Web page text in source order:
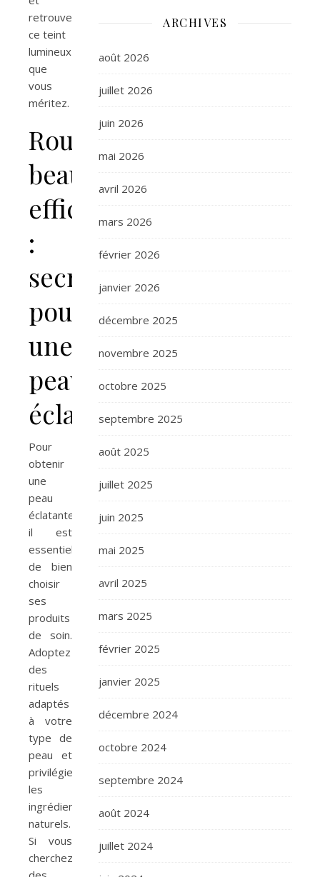
retrouver
ce teint
lumineux
que
vous
méritez.
Routine
beauté
efficace
:
secrets
pour
une
peau
éclatante
Pour
obtenir
une
peau
éclatante,
il est
essentiel
de bien
choisir
ses
produits
de soin.
Adoptez
des
rituels
adaptés
à votre
type de
peau et
privilégiez
les
ingrédients
naturels.
Si vous
cherchez
ARCHIVES
août 2026
juillet 2026
juin 2026
mai 2026
avril 2026
mars 2026
février 2026
janvier 2026
décembre 2025
novembre 2025
octobre 2025
septembre 2025
août 2025
juillet 2025
juin 2025
mai 2025
avril 2025
mars 2025
février 2025
janvier 2025
décembre 2024
octobre 2024
septembre 2024
août 2024
juillet 2024